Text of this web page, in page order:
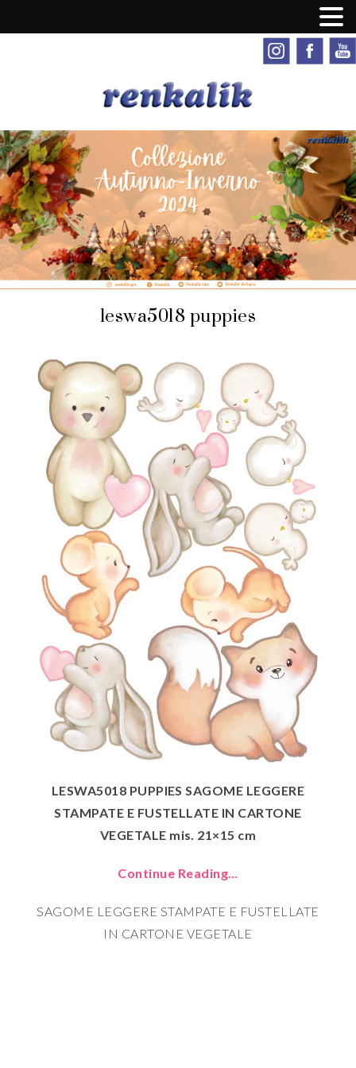
leswa5018 puppies
LESWA5018 PUPPIES SAGOME LEGGERE
STAMPATE E FUSTELLATE IN CARTONE
VEGETALE mis. 21×15 cm
Continue Reading…
SAGOME LEGGERE STAMPATE E FUSTELLATE
IN CARTONE VEGETALE